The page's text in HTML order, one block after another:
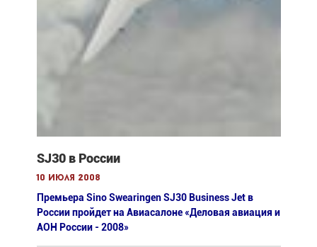
SJ30 в России
10 июля 2008
Премьера Sino Swearingen SJ30 Business Jet в
России пройдет на Авиасалоне «Деловая авиация и
АОН России - 2008»